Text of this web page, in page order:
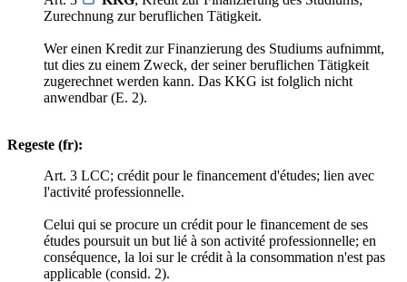
Zurechnung zur beruflichen Tätigkeit.
Wer einen Kredit zur Finanzierung des Studiums aufnimmt,
tut dies zu einem Zweck, der seiner beruflichen Tätigkeit
zugerechnet werden kann. Das KKG ist folglich nicht
anwendbar (E. 2).
Regeste (fr):
Art. 3 LCC; crédit pour le financement d'études; lien avec
l'activité professionnelle.
Celui qui se procure un crédit pour le financement de ses
études poursuit un but lié à son activité professionnelle; en
conséquence, la loi sur le crédit à la consommation n'est pas
applicable (consid. 2).